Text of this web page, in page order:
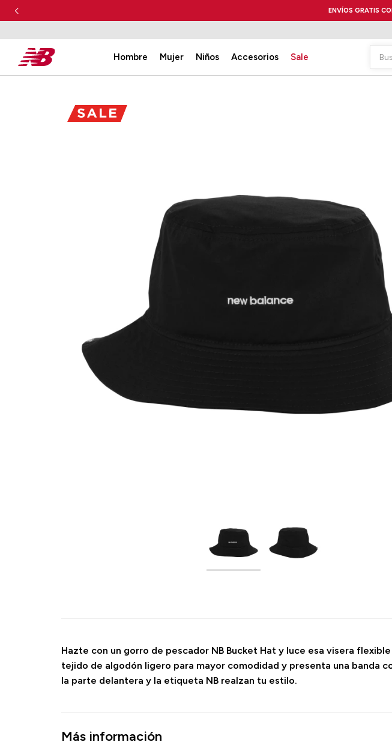
ENVÍOS GRATIS
Hombre Mujer Niños Accesorios Sale
Hazte con un gorro de pescador NB Bucket Hat y luce esa visera
tejido de algodón ligero para mayor comodidad y presenta una banda
la parte delantera y la etiqueta NB realzan tu estilo.
Más información